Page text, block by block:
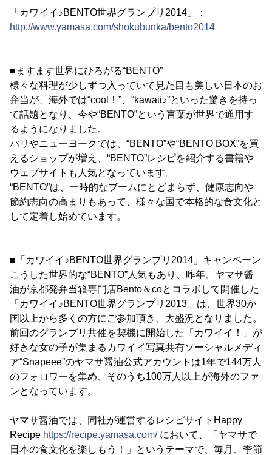
「カワイイ♪BENTO世界グランプリ2014」：
http://www.yamasa.com/shokubunka/bento2014
■ますます世界にひろがる“BENTO”
様々な料理が少しずつ入っていて見た目も美しい日本のお
弁当が、海外では“cool！”、“kawaii♪”といった驚きを持っ
て話題となり、今や“BENTO”という言葉が世界で通用す
るようになりました。
パリやニューヨークでは、“BENTO”や“BENTO BOX”を買
えるショップが増え、“BENTO”レシピを紹介する書籍や
ウェブサイトも人気となっています。
“BENTO”は、一時的なブームにとどまらず、健康志向や
節約志向の高まりもあって、様々な国で本格的な食文化と
して定着し始めています。
■「カワイイ♪BENTO世界グランプリ2014」キャンペーン
こうした世界的な“BENTO”人気もあり、昨年、ヤマサ醤
油が京都発弁当箱専門店Bento＆coとコラボして開催した
「カワイイ♪BENTO世界グランプリ2013」は、世界30か
国以上から多くの方にご参加頂き、大盛況となりました。
前回のグランプリ共催を契機に開始した「カワイイ！」が
好きな女の子が集まるカワイイ写真共有ソーシャルメディ
ア“Snapeee”のヤマサ醤油公式アカウントは1年で144万人
のフォロワーを集め、そのうち100万人以上が海外のファ
ンとなっています。
ヤマサ醤油では、同社が運営するレシピサイトHappy
Recipe https://recipe.yamasa.com/において、「ヤマサで
日本の食文化を楽しもう！」というテーマで、毎月、季節